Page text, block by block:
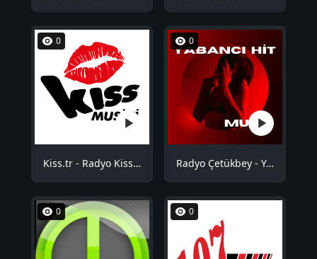
0
Kiss.tr - Radyo Kiss Musiki
0
Radyo Çetükbey - Yabancı Hit
0 0